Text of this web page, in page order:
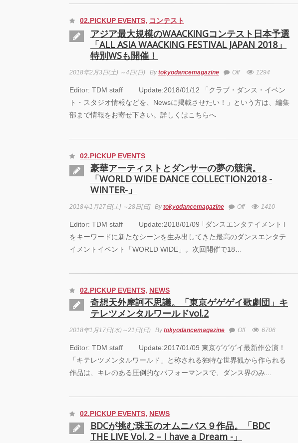
02.PICKUP EVENTS, コンテスト
アジア最大規模のWAACKINGコンテスト日本予選
「ALL ASIA WAACKING FESTIVAL JAPAN 2018」
特別WSも開催！
2018年2月3日(土) ～4日(日) Bytokyodancemagazine Off 1294
Editor: TDM staff Update:2018/01/12 「クラブ・ダンス・イベン
ト・スタジオ情報などを、Newsに掲載させたい！」という方は、編集
部まで情報をお寄せ下さい。詳しくはこちらへ
02.PICKUP EVENTS
豪華アーティストとダンサーの夢の競演。
「WORLD WIDE DANCE COLLECTION2018 -
WINTER-」
2018年1月27日[土] ～28日[日] Bytokyodancemagazine Off 1410
Editor: TDM staff Update:2018/01/09 ｢ダンスエンタテイメント｣
をキーワードに新たなシーンを生み出してきた最高のダンスエンタテ
イメントイベント「WORLD WIDE」。次回開催で18…
02.PICKUP EVENTS, NEWS
奇想天外摩訶不思議。「東京ゲゲゲイ歌劇団」キ
テレツメンタルワールドvol.2
2018年1月17日(水)～21日(日) Bytokyodancemagazine Off 6706
Editor: TDM staff Update:2017/01/09 東京ゲゲゲイ最新作公演！
「キテレツメンタルワールド」と称される独特な世界観から作られる
作品は、キレのある圧倒的なパフォーマンスで、ダンス界のみ…
02.PICKUP EVENTS, NEWS
BDCが挑む珠玉のオムニバス９作品。「BDC
THE LIVE Vol. 2 – I have a Dream -」